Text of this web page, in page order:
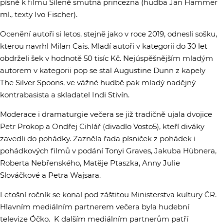
písně k filmu Šíleně smutná princezna (hudba Jan Hammer
ml., texty Ivo Fischer).
Ocenění autoři si letos, stejně jako v roce 2019, odnesli sošku,
kterou navrhl Milan Cais. Mladí autoři v kategorii do 30 let
obdrželi šek v hodnotě 50 tisíc Kč. Nejúspěšnějším mladým
autorem v kategorii pop se stal Augustine Dunn z kapely
The Silver Spoons, ve vážné hudbě pak mladý nadějný
kontrabasista a skladatel Indi Stivín.
Moderace i dramaturgie večera se již tradičně ujala dvojice
Petr Prokop a Ondřej Cihlář (divadlo Vosto5), kteří diváky
zavedli do pohádky. Zazněla řada písniček z pohádek i
pohádkových filmů v podání Tonyi Graves, Jakuba Hübnera,
Roberta Nebřenského, Matěje Ptaszka, Anny Julie
Slováčkové a Petra Wajsara.
Letošní ročník se konal pod záštitou Ministerstva kultury ČR.
Hlavním mediálním partnerem večera byla hudební
televize Óčko. K dalším mediálním partnerům patří